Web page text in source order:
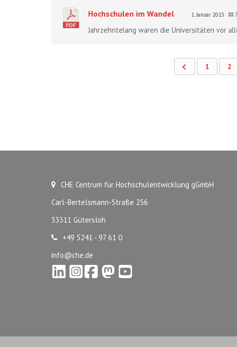
Hochschulen im Wandel 1. Januar 2015
Jahrzehntelang waren die Universitäten vor
1 2
CHE Centrum für Hochschulentwicklung gGmbH
Carl-Bertelsmann-Straße 256
33311 Gütersloh
+49 5241 - 97 61 0
info@che.de